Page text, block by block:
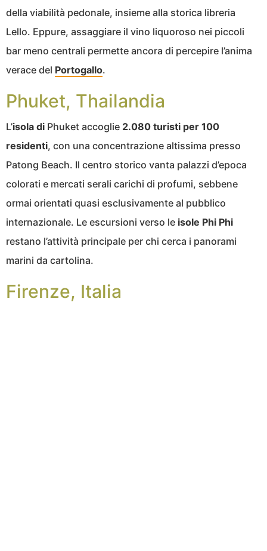
della viabilità pedonale, insieme alla storica libreria
Lello. Eppure, assaggiare il vino liquoroso nei piccoli
bar meno centrali permette ancora di percepire l’anima
verace del Portogallo.
Phuket, Thailandia
L’isola di Phuket accoglie 2.080 turisti per 100
residenti, con una concentrazione altissima presso
Patong Beach. Il centro storico vanta palazzi d’epoca
colorati e mercati serali carichi di profumi, sebbene
ormai orientati quasi esclusivamente al pubblico
internazionale. Le escursioni verso le isole Phi Phi
restano l’attività principale per chi cerca i panorami
marini da cartolina.
Firenze, Italia